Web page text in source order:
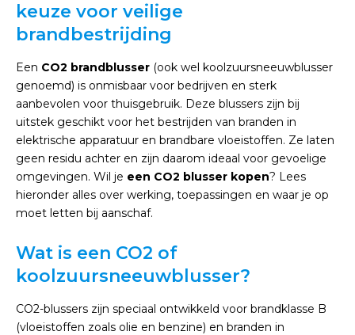
keuze voor veilige
brandbestrijding
Een CO2 brandblusser (ook wel koolzuursneeuwblusser
genoemd) is onmisbaar voor bedrijven en sterk
aanbevolen voor thuisgebruik. Deze blussers zijn bij
uitstek geschikt voor het bestrijden van branden in
elektrische apparatuur en brandbare vloeistoffen. Ze laten
geen residu achter en zijn daarom ideaal voor gevoelige
omgevingen. Wil je een CO2 blusser kopen? Lees
hieronder alles over werking, toepassingen en waar je op
moet letten bij aanschaf.
Wat is een CO2 of
koolzuursneeuwblusser?
CO2-blussers zijn speciaal ontwikkeld voor brandklasse B
(vloeistoffen zoals olie en benzine) en branden in